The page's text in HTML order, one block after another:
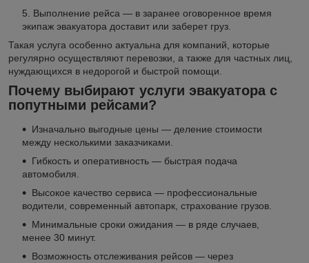
Выполнение рейса — в заранее оговоренное время
экипаж эвакуатора доставит или заберет груз.
Такая услуга особенно актуальна для компаний, которые
регулярно осуществляют перевозки, а также для частных лиц,
нуждающихся в недорогой и быстрой помощи.
Почему выбирают услуги эвакуатора с
попутными рейсами?
Изначально выгодные цены — деление стоимости
между несколькими заказчиками.
Гибкость и оперативность — быстрая подача
автомобиля.
Высокое качество сервиса — профессиональные
водители, современный автопарк, страхование грузов.
Минимальные сроки ожидания — в ряде случаев,
менее 30 минут.
Возможность отслеживания рейсов — через